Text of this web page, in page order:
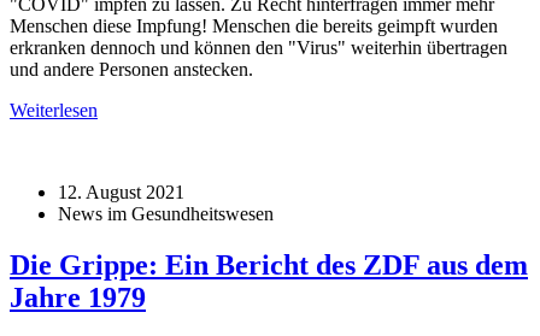
"COVID" impfen zu lassen. Zu Recht hinterfragen immer mehr
Menschen diese Impfung! Menschen die bereits geimpft wurden
erkranken dennoch und können den "Virus" weiterhin übertragen
und andere Personen anstecken.
Weiterlesen
12. August 2021
News im Gesundheitswesen
Die Grippe: Ein Bericht des ZDF aus dem
Jahre 1979